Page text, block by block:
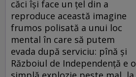
căci își face un țel din a
reproduce această imagine
frumos polisată a unui loc
mental în care să putem
evada după serviciu: pînă și
Războiul de Independență e o